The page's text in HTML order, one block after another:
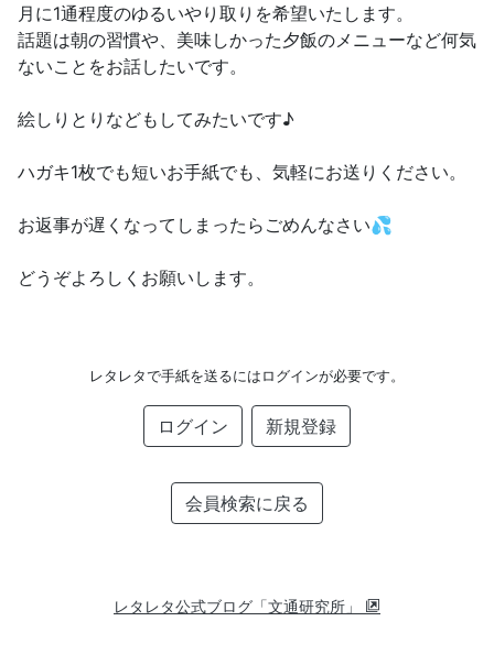
月に1通程度のゆるいやり取りを希望いたします。
話題は朝の習慣や、美味しかった夕飯のメニューなど何気
ないことをお話したいです。
絵しりとりなどもしてみたいです♪
ハガキ1枚でも短いお手紙でも、気軽にお送りください。
お返事が遅くなってしまったらごめんなさい💦
どうぞよろしくお願いします。
レタレタで手紙を送るにはログインが必要です。
ログイン 新規登録
会員検索に戻る
レタレタ公式ブログ「文通研究所」